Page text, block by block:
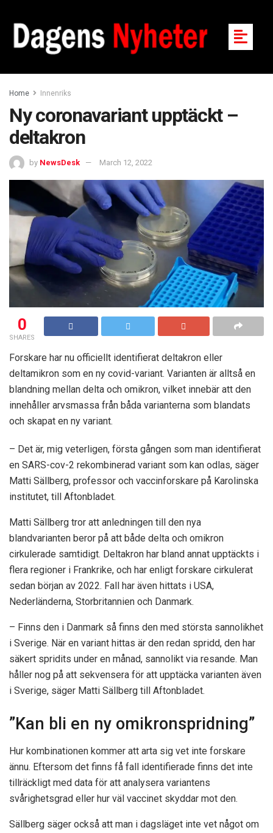
Home Innenriks
Ny coronavariant upptäckt –
deltakron
by NewsDesk March 12, 2022
0
SHARES
Forskare har nu officiellt identifierat deltakron eller
deltamikron som en ny covid-variant. Varianten är alltså en
blandning mellan delta och omikron, vilket innebär att den
innehåller arvsmassa från båda varianterna som blandats
och skapat en ny variant.
– Det är, mig veterligen, första gången som man identifierat
en SARS-cov-2 rekombinerad variant som kan odlas, säger
Matti Sällberg, professor och vaccinforskare på Karolinska
institutet, till Aftonbladet.
Matti Sällberg tror att anledningen till den nya
blandvarianten beror på att både delta och omikron
cirkulerade samtidigt. Deltakron har bland annat upptäckts i
flera regioner i Frankrike, och har enligt forskare cirkulerat
sedan början av 2022. Fall har även hittats i USA,
Nederländerna, Storbritannien och Danmark.
– Finns den i Danmark så finns den med största sannolikhet
i Sverige. När en variant hittas är den redan spridd, den har
säkert spridits under en månad, sannolikt via resande. Man
håller nog på att sekvensera för att upptäcka varianten även
i Sverige, säger Matti Sällberg till Aftonbladet.
”Kan bli en ny omikronspridning”
Hur kombinationen kommer att arta sig vet inte forskare
ännu. Eftersom det finns få fall identifierade finns det inte
tillräckligt med data för att analysera variantens
svårighetsgrad eller hur väl vaccinet skyddar mot den.
Sällberg säger också att man i dagsläget inte vet något om